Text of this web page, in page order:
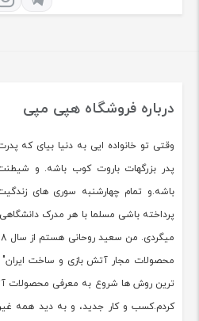
درباره فروشگاه هپی مپی
وقتی تو خانواده ایی به دنیا بیای که
پدر بزرگهات باروت کوب باشه. و شیطنت
باشه.و تمام چهارشنبه سوری های
پرداخته باشی مسلما با هر مدرک
محصولات مجار آتش بازی و ساخت ایران"
ترین روش ها شروع به معرفی محصولات